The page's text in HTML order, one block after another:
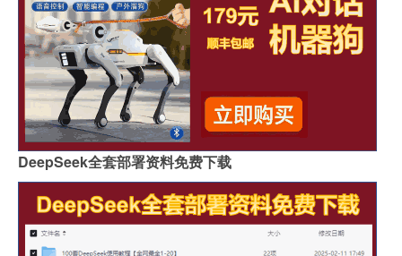
DeepSeek全套部署资料免费下载